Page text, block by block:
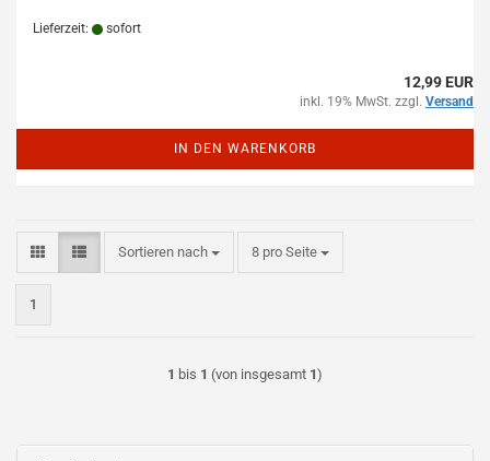
Lieferzeit: sofort
12,99 EUR
inkl. 19% MwSt. zzgl. Versand
IN DEN WARENKORB
Sortieren nach
Sortieren nach 8 pro Seite
pro Seite
1
1 bis 1 (von insgesamt 1)